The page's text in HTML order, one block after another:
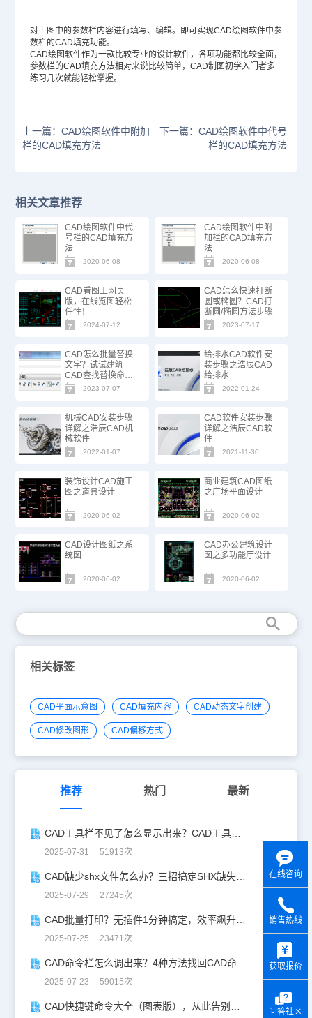
对上图中的参数栏内容进行填写、编辑。即可实现CAD绘图软件中参
数栏的CAD填充功能。
CAD绘图软件作为一款比较专业的设计软件，各项功能都比较全面，
参数栏的CAD填充方法相对来说比较简单， CAD制图初学入门者多
练习几次就能轻松掌握。
上一篇：CAD绘图软件中附加
栏的CAD填充方法
下一篇：CAD绘图软件中代号
栏的CAD填充方法
相关文章推荐
CAD绘图软件中代
号栏的CAD填充方
法
2020-06-08
CAD绘图软件中附
加栏的CAD填充方
法
2020-06-08
CAD看图王网页
版，在线览图轻松
任性！
2024-07-12
CAD怎么快速打断
圆或椭圆？CAD打
断圆/椭圆方法步骤
2023-07-17
CAD怎么批量替换
文字？试试建筑
CAD查找替换命
令！
2023-07-07
给排水CAD软件安
装步骤之浩辰CAD
给排水
2022-01-24
机械CAD安装步骤
详解之浩辰CAD机
械软件
2022-01-07
CAD软件安装步骤
详解之浩辰CAD软
件
2021-11-30
装饰设计CAD施工
图之道具设计
2020-06-02
商业建筑CAD图纸
之广场平面设计
2020-06-02
CAD设计图纸之系
统图
2020-06-02
CAD办公建筑设计
图之多功能厅设计
2020-06-02
相关标签
CAD平面示意图 CAD填充内容 CAD动态文字创建
CAD修改图形 CAD偏移方式
推荐 热门 最新
CAD工具栏不见了怎么显示出来？CAD工具栏恢复指南
2025-07-31 51913次
CAD缺少shx文件怎么办？三招搞定SHX缺失难题
2025-07-29 27245次
CAD批量打印？无插件1分钟搞定，效率飙升90%！
2025-07-25 23471次
CAD命令栏怎么调出来？4种方法找回CAD命令栏
2025-07-23 59015次
CAD快捷键命令大全（图表版），从此告别低效绘图！
在线咨询
销售热线
获取报价
问答社区